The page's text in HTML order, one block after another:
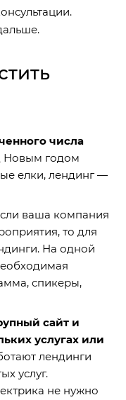
числа
Новым годом
елки, лендинг —
ваша компания
то для
На одной
спикеры,
сайт и
услугах или
лендинги
услуг.
не нужно